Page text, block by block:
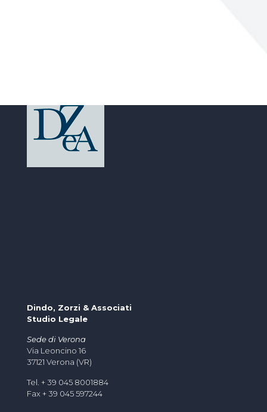
Dindo, Zorzi & Associati
Studio Legale
Sede di Verona
Via Leoncino 16
37121 Verona (VR)
Tel. + 39 045 8001884
Fax + 39 045 597244